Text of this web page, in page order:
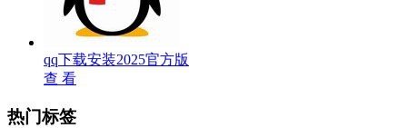
qq下载安装2025官方版
查 看
热门标签